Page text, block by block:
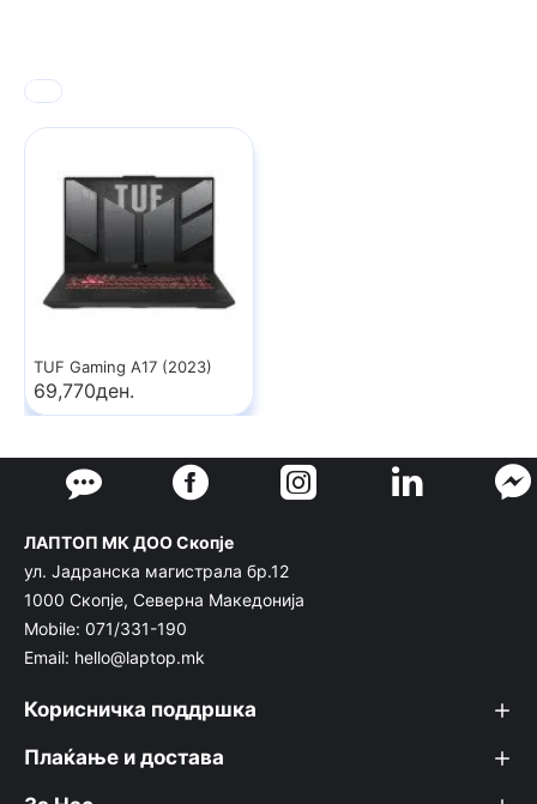
TUF Gaming A17 (2023)
69,770ден.
ЛАПТОП МК ДОО Скопје
ул. Јадранска магистрала бр.12
1000 Скопје, Северна Македонија
Mobile: 071/331-190
Email: hello@laptop.mk
Корисничка поддршка
Плаќање и достава